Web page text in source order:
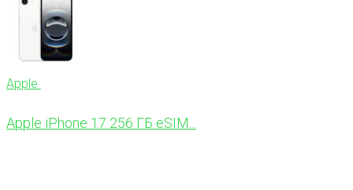
Apple
Apple iPhone 17 256 ГБ eSIM...